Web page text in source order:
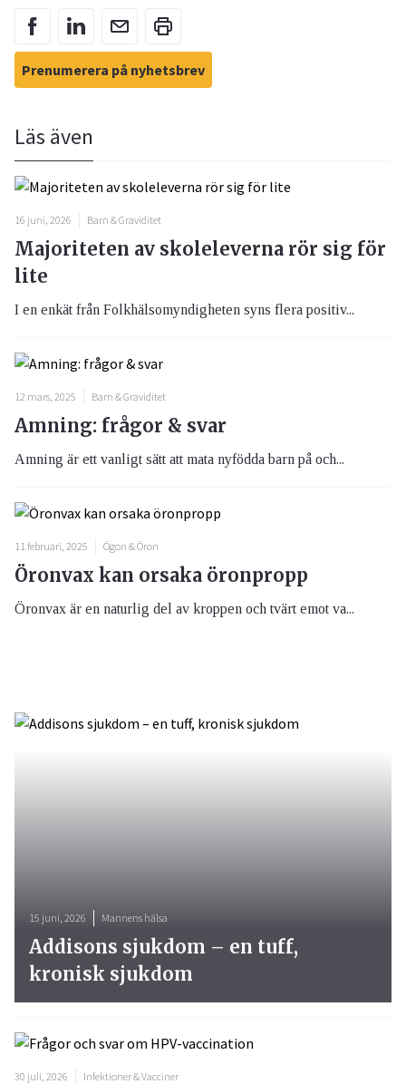
Prenumerera på nyhetsbrev
Läs även
16 juni, 2026 Barn & Graviditet
Majoriteten av skoleleverna rör sig för
lite
I en enkät från Folkhälsomyndigheten syns flera positiv...
12 mars, 2025 Barn & Graviditet
Amning: frågor & svar
Amning är ett vanligt sätt att mata nyfödda barn på och...
11 februari, 2025 Ögon & Öron
Öronvax kan orsaka öronpropp
Öronvax är en naturlig del av kroppen och tvärt emot va...
30 juli, 2026 Infektioner & Vacciner
15 juni, 2026 Mannens hälsa
Addisons sjukdom – en tuff,
kronisk sjukdom